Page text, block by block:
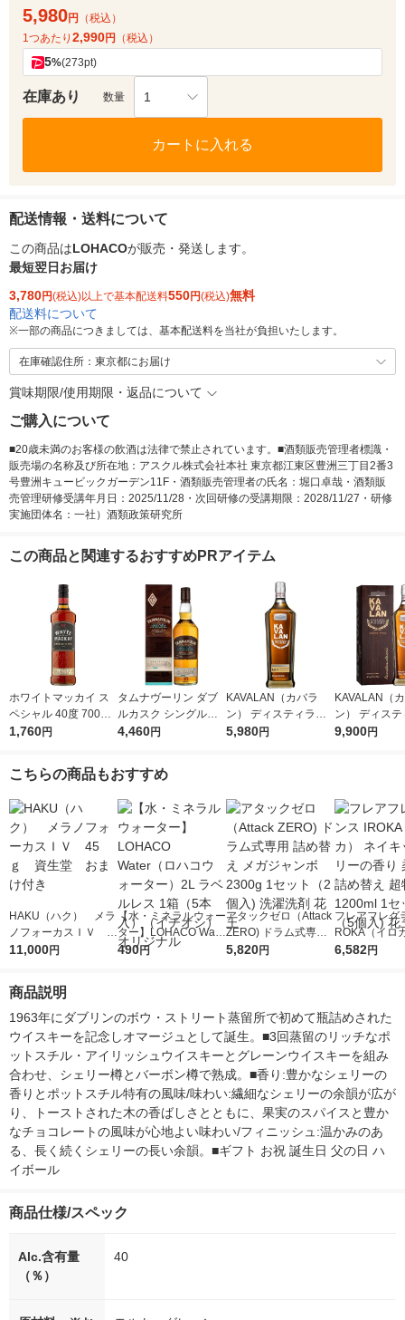
5,980円
（税込）
1つあたり 2,990円 （税込）
5%(273pt)
在庫あり 数量 1
カートに入れる
配送情報・送料について
この商品はLOHACOが販売・発送します。
最短翌日お届け
3,780円(税込)以上で基本配送料550円(税込)無料
配送料について
※一部の商品につきましては、基本配送料を当社が負担いたします。
在庫確認住所：東京都にお届け
賞味期限/使用期限・返品について
ご購入について
■20歳未満のお客様の飲酒は法律で禁止されています。■酒類販売管理者標識・
販売場の名称及び所在地：アスクル株式会社本社 東京都江東区豊洲三丁目2番3
号豊洲キュービックガーデン11F・酒類販売管理者の氏名：堀口卓哉・酒類販
売管理研修受講年月日：2025/11/28・次回研修の受講期限：2028/11/27・研修
実施団体名：一社）酒類政策研究所
この商品と関連するおすすめPRアイテム
ホワイトマッカイ ス
ペシャル 40度 700ml
1本 スコッチウイスキ
1,760円
タムナヴーリン ダブ
ルカスク シングルモ
ルト 40度 700ml 1本
品 明治屋
4,460円
KAVALAN（カバラ
ン） ディスティラリ
ーセレクトNo1 シン
5,980円
KAVALAN（
ン） ディス
ー クラシック
9,900円
こちらの商品もおすすめ
HAKU（ハク） メラ
ノフォーカスＩＶ 4
5ｇ 資生堂 おまけ
11,000円
【水・ミネラルウォー
ター】LOHACO Wate
r（ロハコウォータ
490円
アタックゼロ（Attack
ZERO) ドラム式専用
詰め替え メガジャン
5,820円
フレアフレグ
ROKA（イロ
イキッドリリ
6,582円
商品説明
1963年にダブリンのボウ・ストリート蒸留所で初めて瓶詰めされた
ウイスキーを記念しオマージュとして誕生。■3回蒸留のリッチなポ
ットスチル・アイリッシュウイスキーとグレーンウイスキーを組み
合わせ、シェリー樽とバーボン樽で熟成。■香り:豊かなシェリーの
香りとポットスチル特有の風味/味わい:繊細なシェリーの余韻が広が
り、トーストされた木の香ばしさとともに、果実のスパイスと豊か
なチョコレートの風味が心地よい味わい/フィニッシュ:温かみのあ
る、長く続くシェリーの長い余韻。■ギフト お祝 誕生日 父の日 ハ
イボール
商品仕様/スペック
Alc.含有量
（％）
40